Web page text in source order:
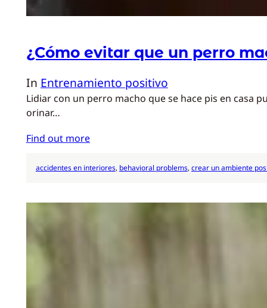
¿Cómo evitar que un perro
In Entrenamiento positivo
Lidiar con un perro macho que se hace pis en casa
orinar…
Find out more
accidentes en interiores, behavioral problems, crear un ambiente